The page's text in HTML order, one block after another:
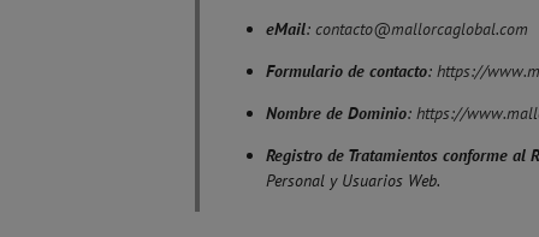
eMail: contacto@mallorcaglobal.com
Formulario de contacto: https://
Nombre de Dominio: https://
Registro de Tratamientos conforme al
Personal y Usuarios Web.